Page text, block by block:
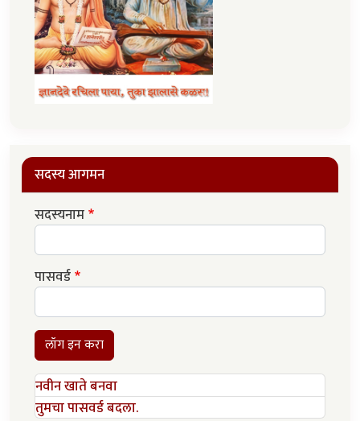
सदस्य आगमन
सदस्यनाम
पासवर्ड
लॉग इन करा
नवीन खाते बनवा
तुमचा पासवर्ड बदला.